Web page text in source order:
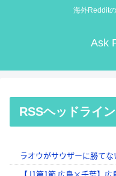
海外Reddit
Ask
RSSヘッドライン